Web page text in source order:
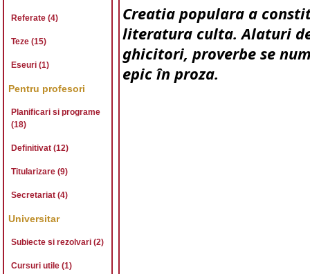
Creatia populara a
literatura culta. Alaturi
ghicitori, proverbe se
epic în proza.
Referate (4)
Teze (15)
Eseuri (1)
Pentru profesori
Planificari si programe
(18)
Definitivat (12)
Titularizare (9)
Secretariat (4)
Universitar
Subiecte si rezolvari (2)
Cursuri utile (1)